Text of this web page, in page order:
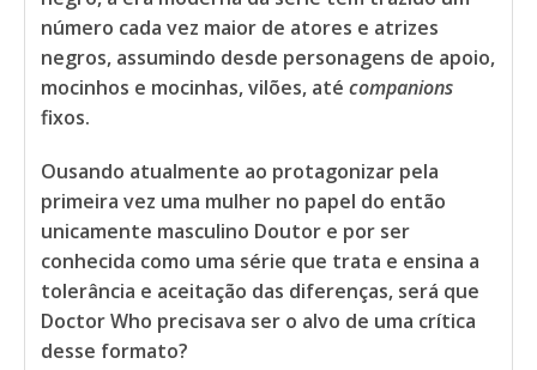
número cada vez maior de atores e atrizes
negros, assumindo desde personagens de apoio,
mocinhos e mocinhas, vilões, até companions
fixos.
Ousando atualmente ao protagonizar pela
primeira vez uma mulher no papel do então
unicamente masculino Doutor e por ser
conhecida como uma série que trata e ensina a
tolerância e aceitação das diferenças, será que
Doctor Who precisava ser o alvo de uma crítica
desse formato?